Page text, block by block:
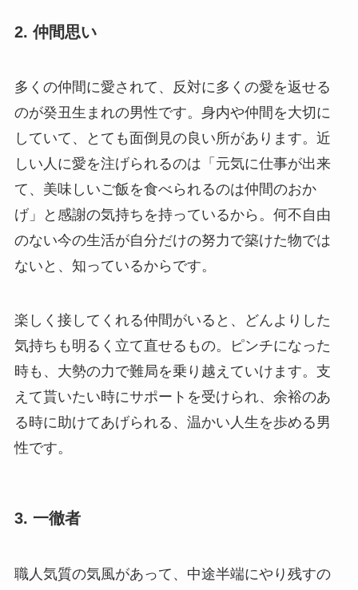
2. 仲間思い
多くの仲間に愛されて、反対に多くの愛を返せる
のが癸丑生まれの男性です。身内や仲間を大切に
していて、とても面倒見の良い所があります。近
しい人に愛を注げられるのは「元気に仕事が出来
て、美味しいご飯を食べられるのは仲間のおか
げ」と感謝の気持ちを持っているから。何不自由
のない今の生活が自分だけの努力で築けた物では
ないと、知っているからです。
楽しく接してくれる仲間がいると、どんよりした
気持ちも明るく立て直せるもの。ピンチになった
時も、大勢の力で難局を乗り越えていけます。支
えて貰いたい時にサポートを受けられ、余裕のあ
る時に助けてあげられる、温かい人生を歩める男
性です。
3. 一徹者
職人気質の気風があって、中途半端にやり残すの